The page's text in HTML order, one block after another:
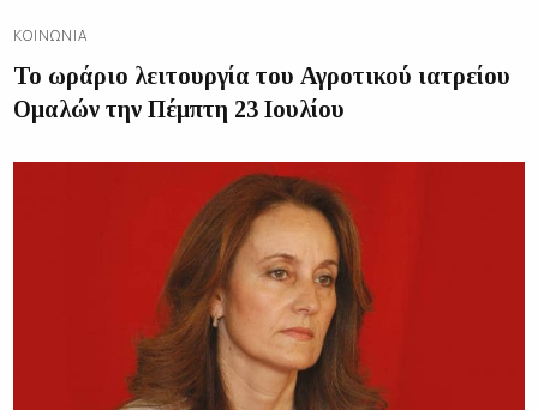
ΚΟΙΝΩΝΊΑ
Το ωράριο λειτουργία του Αγροτικού ιατρείου
Ομαλών την Πέμπτη 23 Ιουλίου